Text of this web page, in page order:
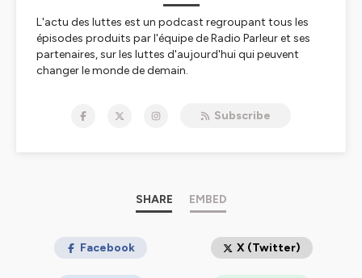
L'actu des luttes est un podcast regroupant tous les
épisodes produits par l'équipe de Radio Parleur et ses
partenaires, sur les luttes d'aujourd'hui qui peuvent
changer le monde de demain.
confidentialite
pour plus d'informations.
Subscribe
SHARE EMBED
Facebook X (Twitter)